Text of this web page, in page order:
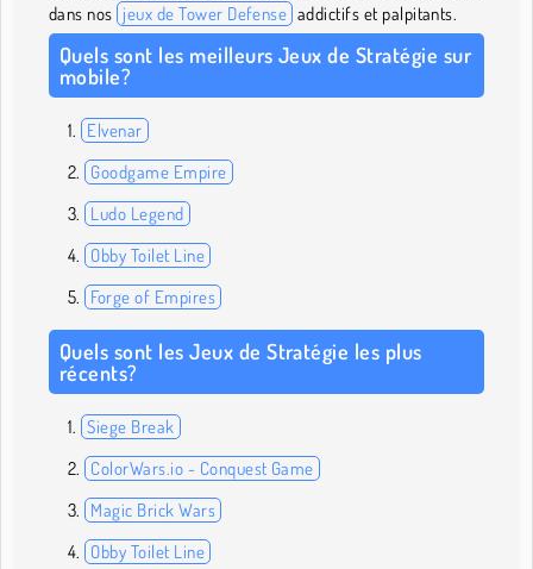
dans nos jeux de Tower Defense addictifs et palpitants.
Quels sont les meilleurs Jeux de Stratégie sur
mobile?
Elvenar
Goodgame Empire
Ludo Legend
Obby Toilet Line
Forge of Empires
Quels sont les Jeux de Stratégie les plus
récents?
Siege Break
ColorWars.io - Conquest Game
Magic Brick Wars
Obby Toilet Line